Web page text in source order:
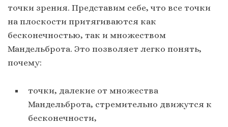
точки зрения. Представим себе, что все точки
на плоскости притягиваются как
бесконечностью, так и множеством
Мандельброта. Это позволяет легко понять,
почему:
точки, далекие от множества
Мандельброта, стремительно движутся к
бесконечности,